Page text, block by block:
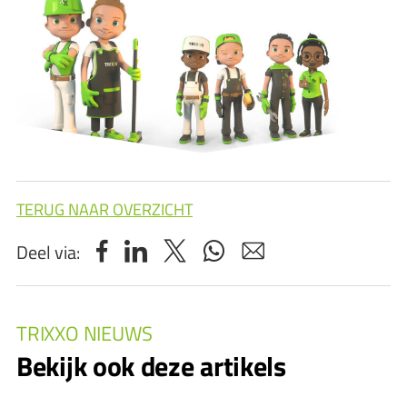
TERUG NAAR OVERZICHT
Deel via:
TRIXXO NIEUWS
Bekijk ook deze artikels